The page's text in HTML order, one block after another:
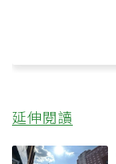
延伸閱讀